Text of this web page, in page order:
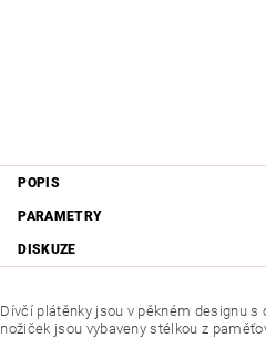
POPIS
PARAMETRY
DISKUZE
Dívčí plátěnky jsou v pěkném designu
nožiček jsou vybaveny stélkou z